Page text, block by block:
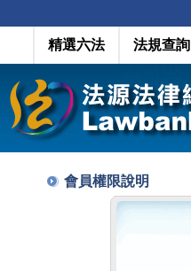
精選六法 法規查詢
會員權限說明